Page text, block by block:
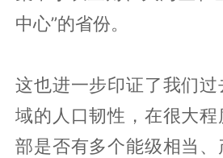
中心”的省份。
这也进一步印证了我们
域的人口韧性，在很大
部是否有多个能级相当